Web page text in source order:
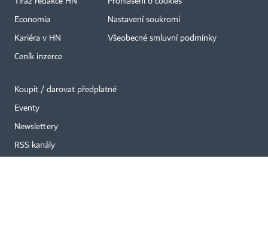
Economia
Kariéra v HN
Ceník inzerce
Nastavení soukromí
Všeobecné smluvní podmínky
Koupit / darovat předplatné
Eventy
Newslettery
RSS kanály